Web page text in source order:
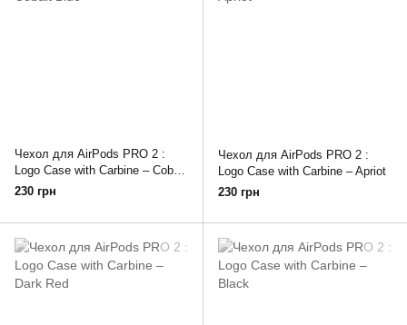
Чехол для AirPods PRO 2 :
Logo Case with Carbine – Cobalt
Blue
230 грн
Чехол для AirPods PRO 2 :
Logo Case with Carbine – Apriot
230 грн